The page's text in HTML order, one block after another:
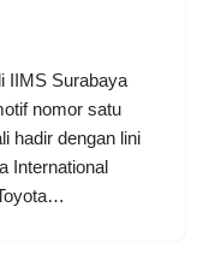
IIMS Surabaya
nomor satu
hadir dengan lini
International